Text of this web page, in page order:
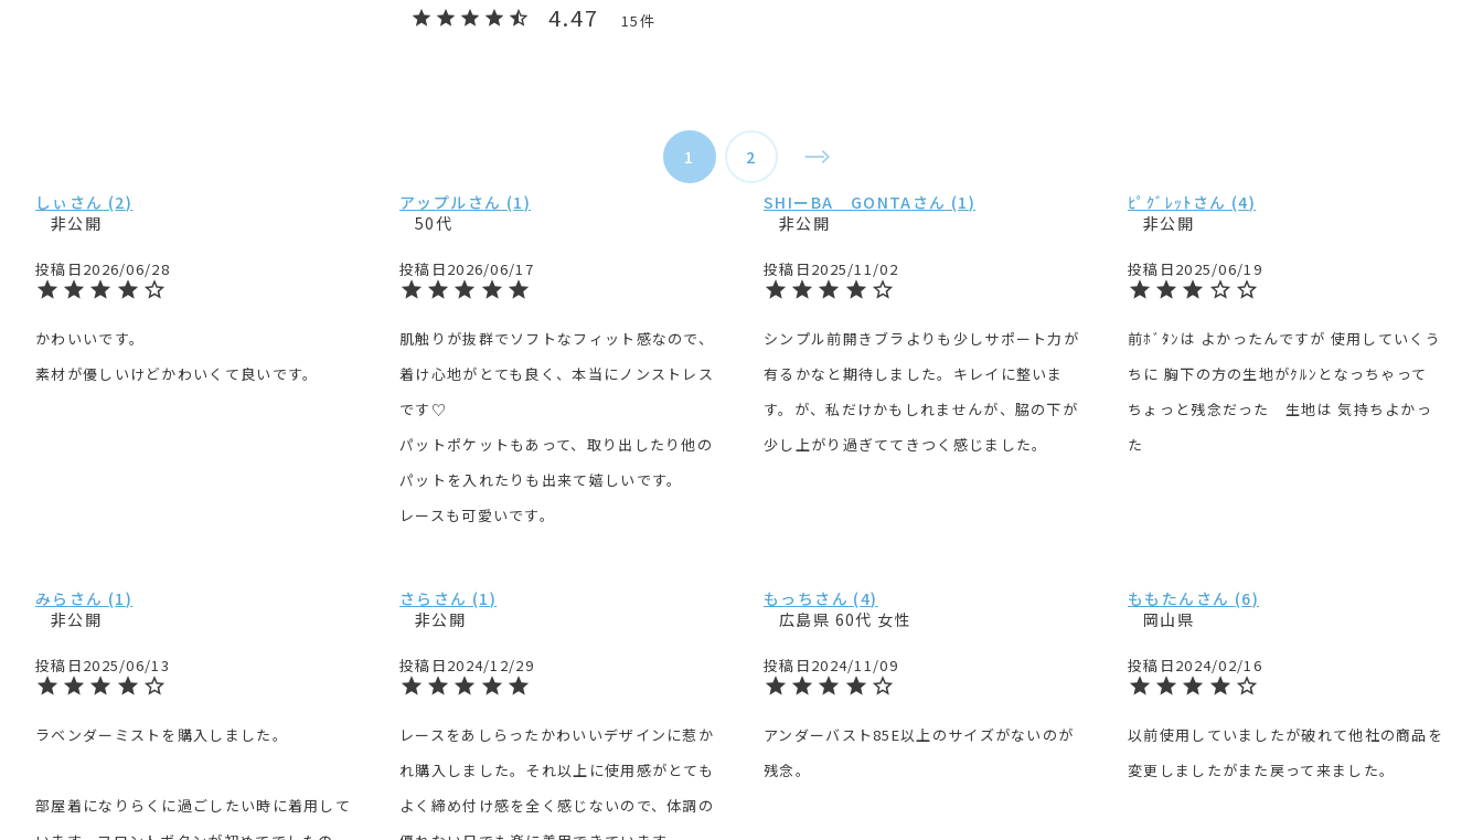
4.47 15
1 2
しぃ
2
非公開
投稿日2026/06/28
かわいいです。
素材が優しいけどかわいくて良いです。
アップル
1
50代
投稿日2026/06/17
肌触りが抜群でソフトなフィット感なので、
着け心地がとても良く、本当にノンストレス
です♡
パットポケットもあって、取り出したり他の
パットを入れたりも出来て嬉しいです。
レースも可愛いです。
SHIーBA GONTA
1
非公開
投稿日2025/11/02
シンプル前開きブラよりも少しサポート力が
有るかなと期待しました。キレイに整いま
す。が、私だけかもしれませんが、脇の下が
少し上がり過ぎててきつく感じました。
ﾋﾟｸﾞﾚｯﾄ
4
非公開
投稿日2025/06/19
前ﾎﾞﾀﾝは よかったんですが 使用していくう
ちに 胸下の方の生地がｸﾙﾝとなっちゃって
ちょっと残念だった　生地は 気持ちよかっ
た
みら
1
非公開
投稿日2025/06/13
ラベンダーミストを購入しました。
部屋着になりらくに過ごしたい時に着用して
さら
1
非公開
投稿日2024/12/29
レースをあしらったかわいいデザインに惹か
れ購入しました。それ以上に使用感がとても
よく締め付け感を全く感じないので、体調の
もっち
4
広島県 60代 女性
投稿日2024/11/09
アンダーバスト85E以上のサイズがないのが
残念。
ももたん
6
岡山県
投稿日2024/02/16
以前使用していましたが破れて他社の商品を
変更しましたがまた戻って来ました。